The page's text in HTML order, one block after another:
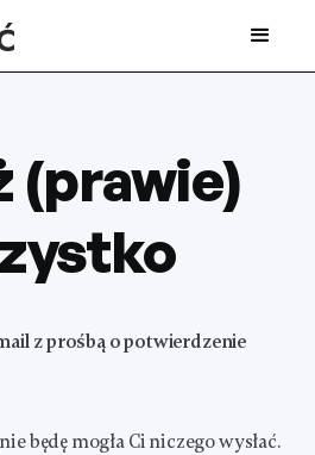
(prawie)
z prośbą o potwierdzenie
będę mogła Ci niczego wysłać.